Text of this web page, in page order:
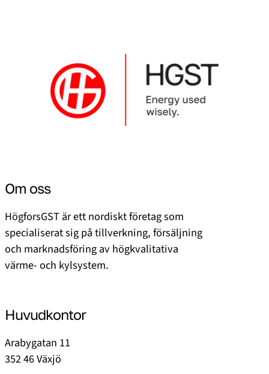
Om oss
HögforsGST är ett nordiskt företag som
specialiserat sig på tillverkning, försäljning
och marknadsföring av högkvalitativa
värme- och kylsystem.
Huvudkontor
Arabygatan 11
352 46 Växjö